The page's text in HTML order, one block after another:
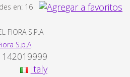
en: 16
FIORA S.P.A
S.p.A
142019999
Italy